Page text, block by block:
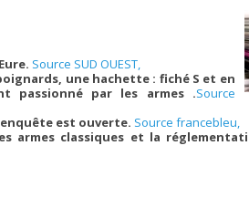
Source SUD OUEST,
une hachette : fiché S et en
passionné par les armes .Source
est ouverte. Source francebleu,
armes classiques et la